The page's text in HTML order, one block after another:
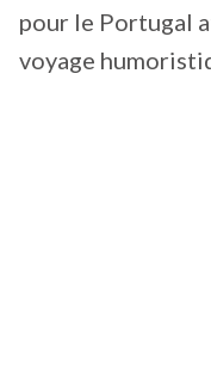
pour le Portugal
voyage